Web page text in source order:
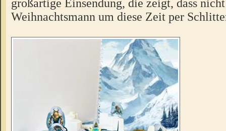
Weihnachtsmann um diese Zeit per